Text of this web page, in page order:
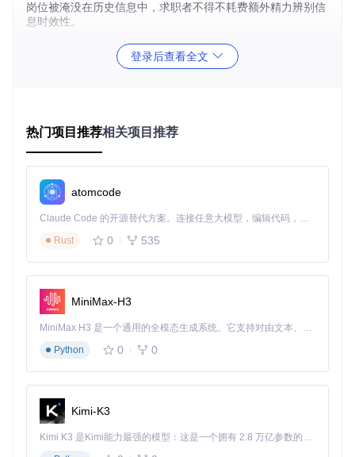
岗位被淹没在历史信息中，求职者不得不耗费额外精力辨别信
息时效性。
缺乏时间参考的职位列表，使求职者无法科学规划投递策略，
发布职位的早期申请优势被完全忽视。
二、功能矩阵：四大维度重构求职体验 🚀
Boss Show Time通过四大核心功能，构建起全方位的求职效
率提升体系，与传统求职方式形成鲜明对比：
功能
传统求职方
透明
处理发布时
间
平台
覆盖
单一平台手
动切换
一站式支持Boss直聘、智联招
聘、前程无忧、拉勾招聘四大平台
智能
排序
平台算法主
导排序
可按发布时间逆序排列，最新职位
优先呈现
数据
追踪
无历史记录
扩展还提供多项增强功能：在线招聘者状态实时标识、外包公
登录后查看全文
热门项目推荐相关项目推荐
atomcode
Claude Code 的开源替代方案。连接任意大模型，编辑代码，运行命令，自动验证 — 全自动执行。用 Rust 构建，极致性能。 ｜ An open-source alternative to Claude Code. Connect any LLM, edit code, run commands, and verify changes — autonomously. Built in Rust for speed. Get Started
Rust
0 535
MiniMax-H3
MiniMax H3 是一个通用的全模态生成系统。它支持对由文本、图像、视频和音频组成的多模态上下文进行统一理解，并能生成分辨率高达 2K、时长可达 15 秒的带原生立体声音频的视频。得益于面向任务泛化的系统设计，H3 在预训练阶段就已具备广泛的多模态上下文理解与生成能力，能够出色地执行复杂的多模态指令。
Python
0 0
Kimi-K3
Kimi K3 是Kimi能力最强的模型：这是一个拥有 2.8 万亿参数的混合专家（MoE）模型，具备原生视觉理解能力，并支持 100 万 token 的上下文窗口。